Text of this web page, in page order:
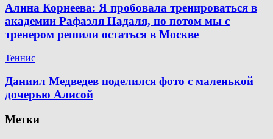
Алина Корнеева: Я пробовала тренироваться в
академии Рафаэля Надаля, но потом мы с
тренером решили остаться в Москве
Теннис
Даниил Медведев поделился фото с маленькой
дочерью Алисой
Метки